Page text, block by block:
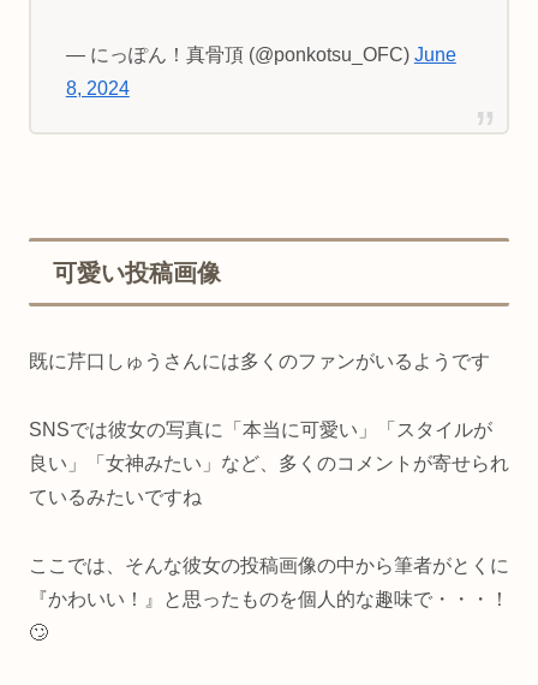
— にっぽん！真骨頂 (@ponkotsu_OFC) June
8, 2024
可愛い投稿画像
既に芹口しゅうさんには多くのファンがいるようです
SNSでは彼女の写真に「本当に可愛い」「スタイルが
良い」「女神みたい」など、多くのコメントが寄せられ
ているみたいですね
ここでは、そんな彼女の投稿画像の中から筆者がとくに
『かわいい！』と思ったものを個人的な趣味で・・・！
🙄